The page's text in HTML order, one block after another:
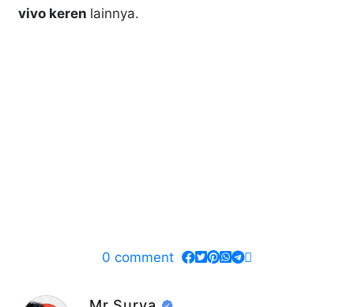
vivo keren lainnya.
0 comment